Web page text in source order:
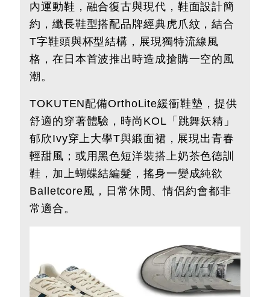
內運動鞋，融合復古與現代，鞋面設計簡
約，纖長鞋型搭配品牌經典虎爪紋，結合
T字鞋頭與杯型結構，展現獨特流線風
格，在日本首波推出時造成搶購一空的風
潮。
TOKUTEN配備OrthoLite緩衝鞋墊，提供
舒適的穿著體驗，時尚KOL「跳舞妖精」
郁欣Ivy穿上大學T與緞面裙，展現出青春
輕甜風；或用黑色短洋裝搭上奶茶色德訓
鞋，加上蝴蝶結編髮，搖身一變成純欲
Balletcore風，日常休閒、情侶約會都非
常適合。